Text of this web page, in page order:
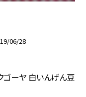
06/28
ゴーヤ 白いんげん豆